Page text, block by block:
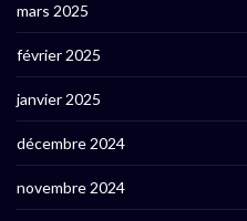
mars 2025
février 2025
janvier 2025
décembre 2024
novembre 2024